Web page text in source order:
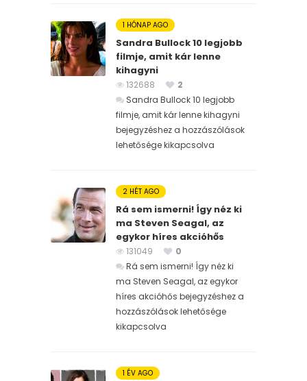
1 HÓNAP AGO
Sandra Bullock 10 legjobb
filmje, amit kár lenne
kihagyni
132688
2
Sandra Bullock 10 legjobb
filmje, amit kár lenne kihagyni
bejegyzéshez a hozzászólások
lehetősége kikapcsolva
2 HÉT AGO
Rá sem ismerni! Így néz ki
ma Steven Seagal, az
egykor híres akcióhős
131049
0
Rá sem ismerni! Így néz ki
ma Steven Seagal, az egykor
híres akcióhős bejegyzéshez a
hozzászólások lehetősége
kikapcsolva
1 ÉV AGO